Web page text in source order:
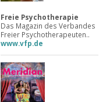
Freie Psychotherapie
Das Magazin des Verbandes
Freier Psychotherapeuten..
www.vfp.de